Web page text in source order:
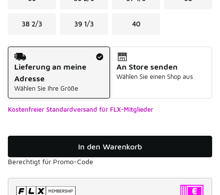
38 2/3 39 1/3 40
Versandart
Lieferung an meine
Adresse
Wählen Sie Ihre Größe
An Store senden
Wählen Sie einen Shop aus
Kostenfreier Standardversand für FLX-Mitglieder
In den Warenkorb
Berechtigt für Promo-Code